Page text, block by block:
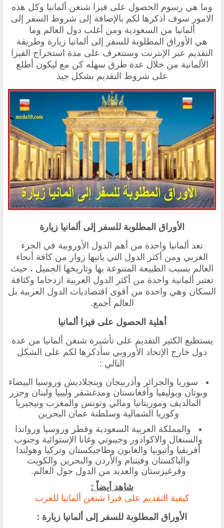
وما هي رسوم الحصول على فيزا شنغن ألمانيا وكل هذه
الامور سوف اذكرها لكم بالإضافة إلى شروط السفر إلى
ألمانيا من السعودية ومن أغلب دول العالم وما
هي الأوراق المطلوبة للسفر إلى ألمانيا زيارة وطريقة
التقديم عبر الإنترنت وسنتعرف على مدة استخراج الفيزا
الألمانية من خلال عدة طرق سهله كن مع ليكون أطلع
على شروط التقديم بشكل جيد
الأوراق المطلوبة للسفر إلى ألمانيا زيارة
‏تعد ألمانيا واحدة من أهم الدول الأوروبية في الجزء
الغربي ومن أكثر الدول التي ياتيها زوار من كافة أنحاء
العالم بسبب الطبيعة المتنوعة بها وتاريخها الجميل ، حيث
تعتبر ألمانية واحدة من أكثر الدول العربية ازدحاما وكثافة
السكان وهي واحدة من أقوى اقتصاديات الدول العربية بل
العالم أجمع.
‏أهلية الحصول على فيزا ألمانيا
‏يستطيع الكثير التقديم على تأشيرة شنغن ألمانيا من عدة
دول خارج الإتحاد الأوروبي سأذكرها لكم على الشكل
التالي :
‏سوريا والجزائر وأذربيجان وبنجلاديش وروسيا البيضاء
وبوتان وبوليفيا وأفغانستان ومدغشقر وليبيا ولبنان وجزر
المالديف وموريتانيا ومالي وتونس والمغرب ونيجيريا
وكوريا الشمالية وسلطنة عمان البحرين
والمملكة العربية السعودية وقطر وروسيا ورواندا
والسنغال والاكوادور وجيبوتي وغانا الإستوائية وجنوب
أفريقيا وأثيوبيا والغابون وطاجيكستان وتركيا وهولندا
والباكستان وفيتنام والأردن والبحرين والكويت
وقرغيزستان والعديد من الدول حول العالم.
شاهد أيضاً :
‏كيفية التقديم على فيزا شنغن ألمانيا للعرب
الأوراق المطلوبة للسفر إلى ألمانيا زيارة :